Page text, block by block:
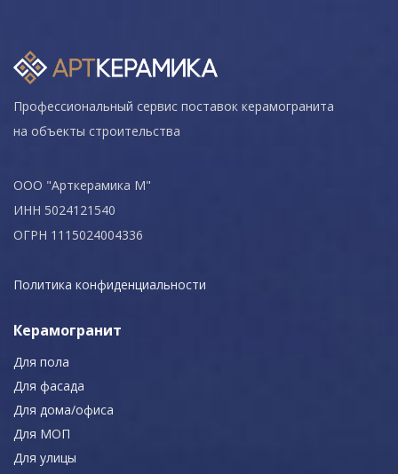
Профессиональный сервис поставок керамогранита
на объекты строительства
ООО "Арткерамика М"
ИНН 5024121540
ОГРН 1115024004336
Политика конфиденциальности
Керамогранит
Для пола
Для фасада
Для дома/офиса
Для МОП
Для улицы